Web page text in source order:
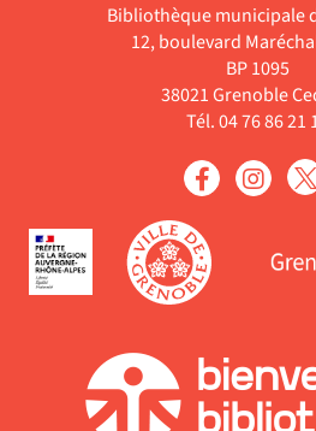
Bibliothèque municipale
12, boulevard
BP 1095
38021 Grenoble
Tél. 04 76 86 21